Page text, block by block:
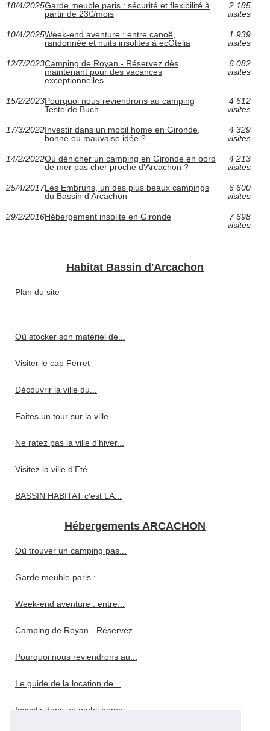
18/4/2025Garde meuble paris : sécurité et flexibilité à
partir de 23€/mois
2 185
visites
10/4/2025Week-end aventure : entre canoë,
randonnée et nuits insolites à ecÔtelia
1 939
visites
12/7/2023Camping de Royan - Réservez dès
maintenant pour des vacances
exceptionnelles
6 082
visites
15/2/2023Pourquoi nous reviendrons au camping
Teste de Buch
4 612
visites
17/3/2022Investir dans un mobil home en Gironde,
bonne ou mauvaise idée ?
4 329
visites
14/2/2022Où dénicher un camping en Gironde en bord
de mer pas cher proche d'Arcachon ?
4 213
visites
25/4/2017Les Embruns, un des plus beaux campings
du Bassin d'Arcachon
6 600
visites
29/2/2016Hébergement insolite en Gironde
7 698
visites
Habitat Bassin d'Arcachon
Plan du site
Où stocker son matériel de...
Visiter le cap Ferret
Découvrir la ville du...
Faites un tour sur la ville...
Ne ratez pas la ville d'hiver...
Visitez la ville d'Eté...
BASSIN HABITAT c’est LA...
Hébergements ARCACHON
Où trouver un camping pas...
Garde meuble paris :...
Week-end aventure : entre...
Camping de Royan - Réservez...
Pourquoi nous reviendrons au...
Le guide de la location de...
Investir dans un mobil home...